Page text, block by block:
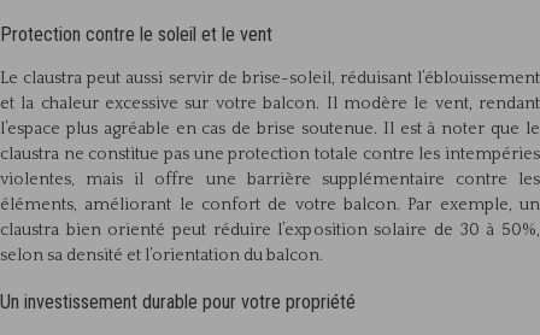
Protection contre le soleil et le vent
Le claustra peut aussi servir de brise-soleil, réduisant l’éblouissement
et la chaleur excessive sur votre balcon. Il modère le vent, rendant
l’espace plus agréable en cas de brise soutenue. Il est à noter que le
claustra ne constitue pas une protection totale contre les intempéries
violentes, mais il offre une barrière supplémentaire contre les
éléments, améliorant le confort de votre balcon. Par exemple, un
claustra bien orienté peut réduire l’exposition solaire de 30 à 50%,
selon sa densité et l’orientation du balcon.
Un investissement durable pour votre propriété